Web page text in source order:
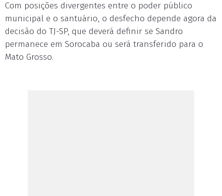
Com posições divergentes entre o poder público
municipal e o santuário, o desfecho depende agora da
decisão do TJ-SP, que deverá definir se Sandro
permanece em Sorocaba ou será transferido para o
Mato Grosso.